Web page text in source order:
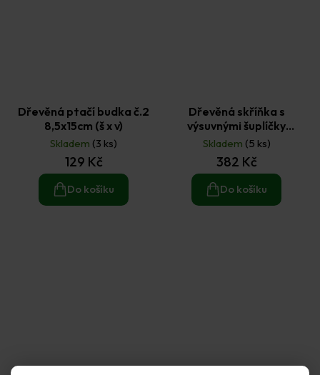
Dřevěná ptačí budka č.2
8,5x15cm (š x v)
Skladem (3 ks)
129 Kč
Do košíku
Dřevěná skříňka s
výsuvnými šuplíčky
9,3x22x17,5cm
Skladem (5 ks)
382 Kč
Do košíku